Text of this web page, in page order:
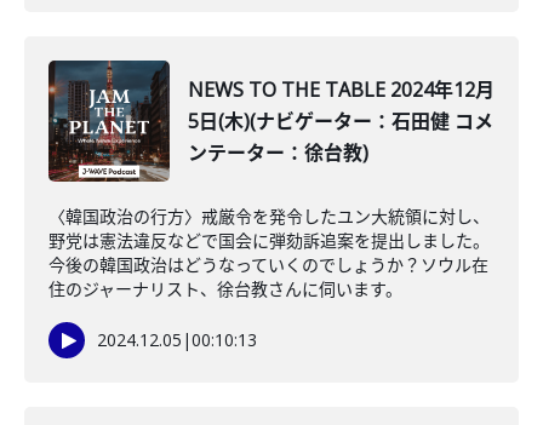
NEWS TO THE TABLE 2024年12月
5日(木)(ナビゲーター：石田健 コメ
ンテーター：徐台教)
〈韓国政治の行方〉戒厳令を発令したユン大統領に対し、
野党は憲法違反などで国会に弾劾訴追案を提出しました。
今後の韓国政治はどうなっていくのでしょうか？ソウル在
住のジャーナリスト、徐台教さんに伺います。
2024.12.05 |00:10:13